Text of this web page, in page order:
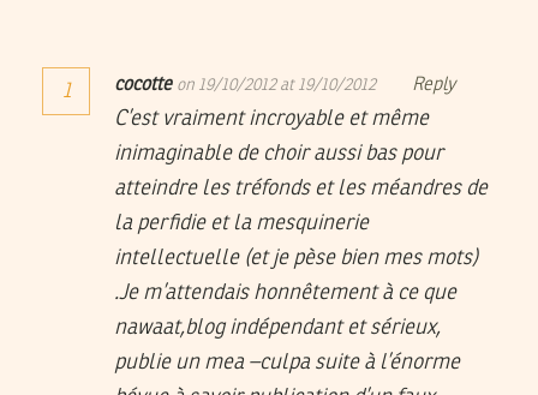
1 cocotte on 19/10/2012 at 19/10/2012 Reply
C’est vraiment incroyable et même
inimaginable de choir aussi bas pour
atteindre les tréfonds et les méandres de
la perfidie et la mesquinerie
intellectuelle (et je pèse bien mes mots)
.Je m’attendais honnêtement à ce que
nawaat,blog indépendant et sérieux,
publie un mea –culpa suite à l’énorme